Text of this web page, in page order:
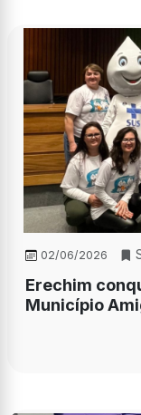
02/06/2026
Erechim
Município